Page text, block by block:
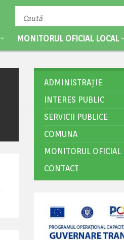
MONITORUL OFICIAL LOCAL
ADMINISTRAȚIE
INTERES PUBLIC
SERVICII PUBLICE
COMUNA
MONITORUL OFICIAL
CONTACT